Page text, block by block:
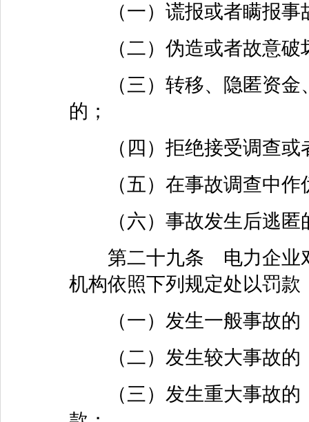
（一）谎报或者瞒报事
（二）伪造或者故意破
（三）转移、隐匿资金
的；
（四）拒绝接受调查或
（五）在事故调查中作
（六）事故发生后逃匿
第二十九条 电力企业对
机构依照下列规定处以罚款
（一）发生一般事故的
（二）发生较大事故的
（三）发生重大事故的